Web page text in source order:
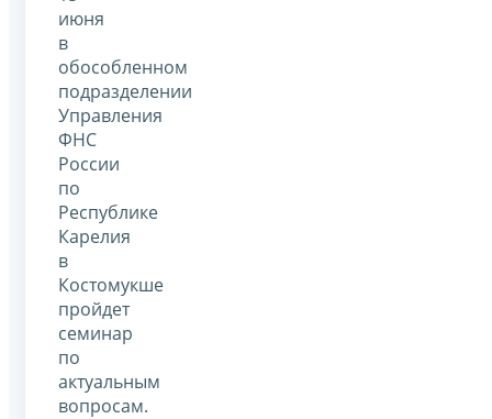
июня
в
обособленном
подразделении
Управления
ФНС
России
по
Республике
Карелия
в
Костомукше
пройдет
семинар
по
актуальным
вопросам.